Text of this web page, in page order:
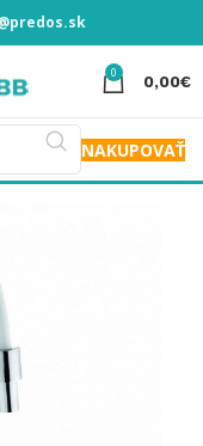
0 0,00€
NAKUPOVAŤ